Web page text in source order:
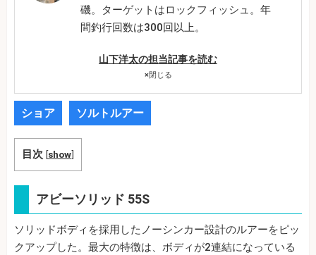
磯。ターゲットはロックフィッシュ。年
間釣行回数は300回以上。
山下洋太の担当記事を読む
×閉じる
ショア ソルトルアー
目次 [show]
アビーソリッド 55S
ソリッドボディを採用したノーシンカー設計のルアーをピッ
クアップした。最大の特徴は、ボディが2連結になっている